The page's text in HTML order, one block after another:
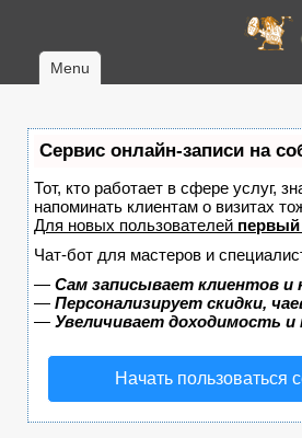
Menu
Сервис онлайн-записи на
Тот, кто работает в сфере услуг,
напоминать клиентам о визитах
Для новых пользователей первый
Чат-бот для мастеров и
— Сам записывает клиентов и
— Персонализирует скидки,
— Увеличивает доходимость
Начать пользоваться